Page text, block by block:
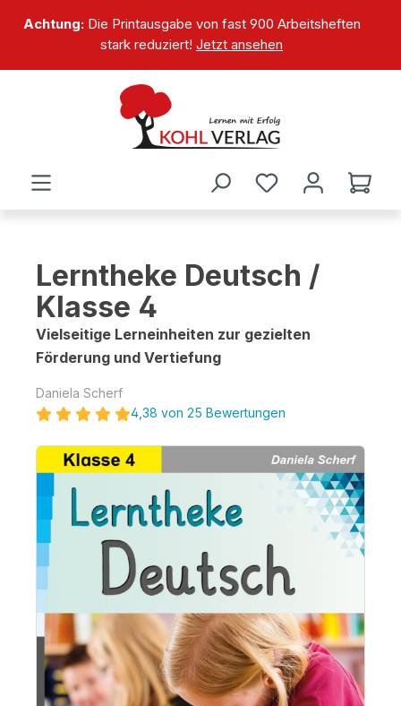
springen
Achtung:Die Printausgabe von fast 900 Arbeitsheften
stark reduziert! Jetzt ansehen
Lerntheke Deutsch /
Klasse 4
Vielseitige Lerneinheiten zur gezielten
Förderung und Vertiefung
Daniela Scherf
4,38 von 25 Bewertungen
Bildergalerie überspringen